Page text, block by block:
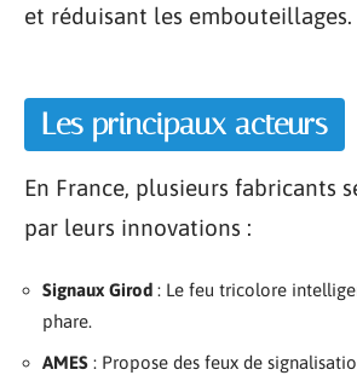
et réduisant les embouteillages.
Les principaux acteurs
En France, plusieurs fabricants
par leurs innovations :
Signaux Girod : Le feu tricolore
phare.
AMES : Propose des feux de